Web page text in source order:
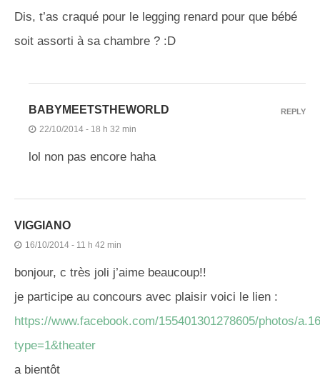
Dis, t’as craqué pour le legging renard pour que bébé
soit assorti à sa chambre ? :D
BABYMEETSTHEWORLD
22/10/2014 - 18 h 32 min
lol non pas encore haha
REPLY
VIGGIANO
16/10/2014 - 11 h 42 min
bonjour, c très joli j’aime beaucoup!!
je participe au concours avec plaisir voici le lien :
https://www.facebook.com/155401301278605/photos/
type=1&theater
a bientôt